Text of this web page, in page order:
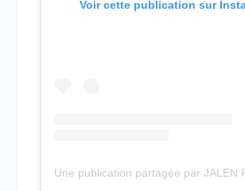
Voir cette publication sur